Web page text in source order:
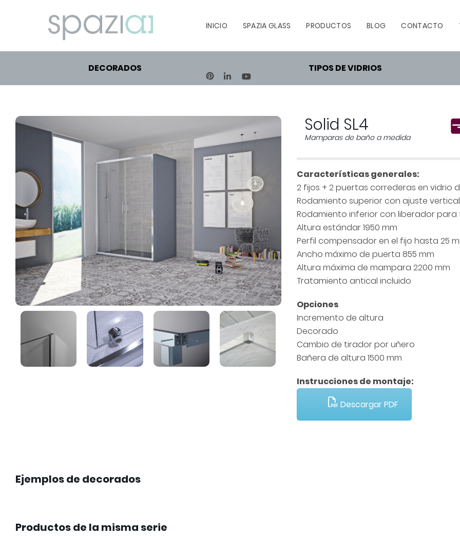
INICIO SPAZIA GLASS PRODUCTOS BLOG CONTACTO
PINTEREST
LINKEDIN
DECORADOS TIPOS DE VIDRIOS
Solid SL4
Mamparas de baño a medida
Características generales:
2 fijos + 2 puertas correderas en vidrio
Rodamiento superior con ajuste vertical
Rodamiento inferior con liberador para
Altura estándar 1950 mm
Perfil compensador en el fijo hasta 25
Ancho máximo de puerta 855 mm
Altura máxima de mampara 2200 mm
Tratamiento antical incluido
Opciones
Incremento de altura
Decorado
Cambio de tirador por uñero
Bañera de altura 1500 mm
Instrucciones de montaje:
Descargar PDF
Ejemplos de decorados
Productos de la misma serie